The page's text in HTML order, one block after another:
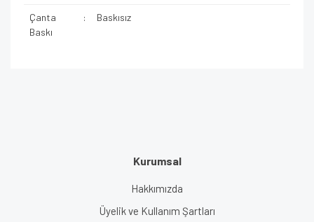
Çanta
Baskı
: Baskısız
Kurumsal
Hakkımızda
Üyelik ve Kullanım Şartları